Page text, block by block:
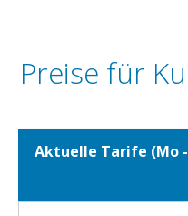
Preise für
Aktuelle Tarife (Mo -